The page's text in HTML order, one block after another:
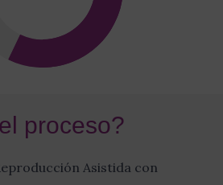
proceso?
Asistida con